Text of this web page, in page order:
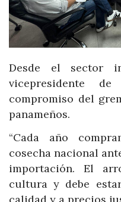
Desde el sector
vicepresidente
compromiso del
panameños.
“Cada año
cosecha nacional
importación. El
cultura y debe